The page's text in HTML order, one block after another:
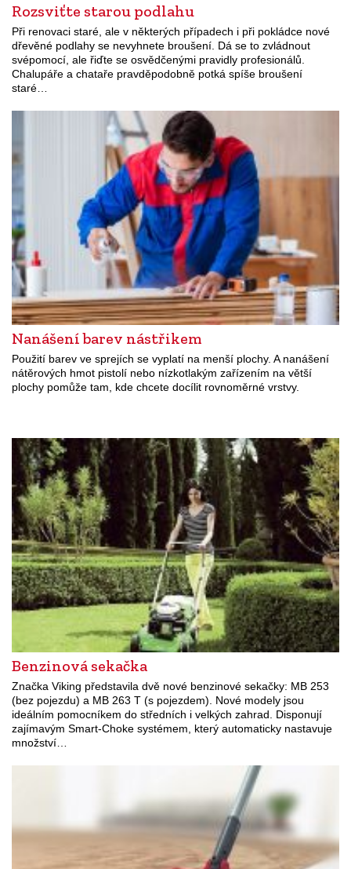
Rozsviťte starou podlahu
Při renovaci staré, ale v některých případech i při pokládce nové
dřevěné podlahy se nevyhnete broušení. Dá se to zvládnout
svépomocí, ale řiďte se osvědčenými pravidly profesionálů.
Chalupáře a chataře pravděpodobně potká spíše broušení
staré…
Nanášení barev nástřikem
Použití barev ve sprejích se vyplatí na menší plochy. A nanášení
nátěrových hmot pistolí nebo nízkotlakým zařízením na větší
plochy pomůže tam, kde chcete docílit rovnoměrné vrstvy.
Benzinová sekačka
Značka Viking představila dvě nové benzinové sekačky: MB 253
(bez pojezdu) a MB 263 T (s pojezdem). Nové modely jsou
ideálním pomocníkem do středních i velkých zahrad. Disponují
zajímavým Smart-Choke systémem, který automaticky nastavuje
množství…